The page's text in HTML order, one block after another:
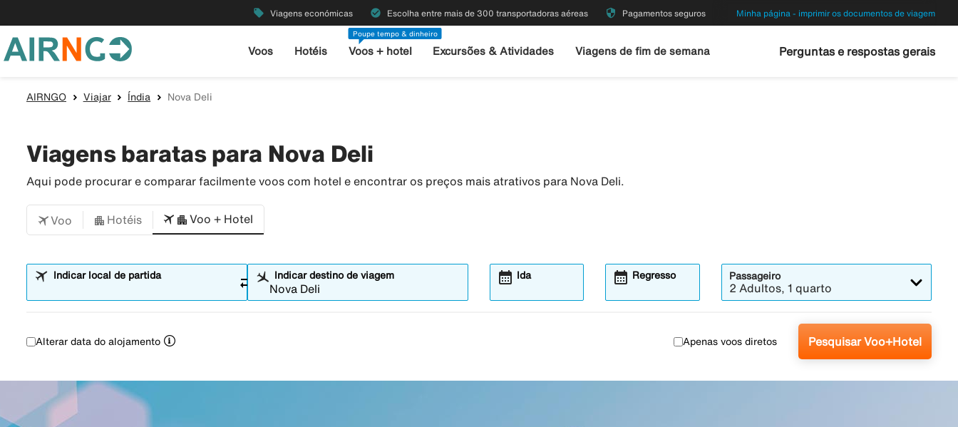
local_offer Viagens económicas check_circle Escolha entre mais de 300 transportadoras aéreas security Pagamentos seguros Minha página - imprimir os documentos de viagem
Voos Hotéis
Poupe tempo & dinheiro
Voos + hotel Excursões & Atividades Viagens de fim de semana Perguntas e respostas gerais
AIRNGO Viajar Índia Nova Deli
Viagens baratas para Nova Deli
Aqui pode procurar e comparar facilmente voos com hotel e encontrar os preços mais atrativos para Nova Deli.
Voo Hotéis Voo + Hotel
Indicar local de partida sync_alt Indicar destino de viagem Ida
calendar_month Regresso
calendar_month Passageiro
2 Adultos, 1 quarto
Alterar data do alojamento Apenas voos diretos Pesquisar Voo+Hotel